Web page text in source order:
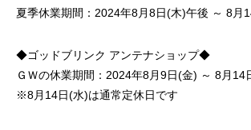
夏季休業期間：2024年8月8日(木)午後 ～ 8
◆ゴッドブリンク アンテナショップ◆
ＧＷの休業期間：2024年8月9日(金) ～ 8月14
※8月14日(水)は通常定休日です